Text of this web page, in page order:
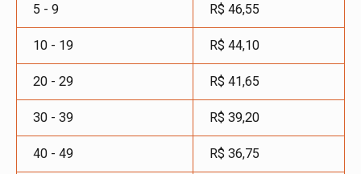
5 - 9 R$ 46,55
10 - 19 R$ 44,10
20 - 29 R$ 41,65
30 - 39 R$ 39,20
40 - 49 R$ 36,75